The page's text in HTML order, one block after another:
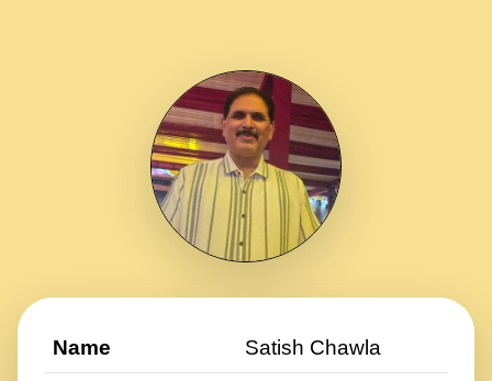
Name Satish Chawla